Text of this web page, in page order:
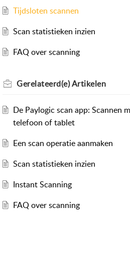
Tijdsloten scannen
Scan statistieken inzien
FAQ over scanning
Gerelateerd(e)Artikelen
De Paylogic scan app: Scannen
telefoon of tablet
Een scan operatie aanmaken
Scan statistieken inzien
Instant Scanning
FAQ over scanning